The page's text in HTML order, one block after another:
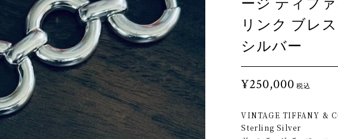
ージ ティフ
リンク ブレ
シルバー
¥250,000 税込
VINTAGE TIFFANY &
Sterling Silver